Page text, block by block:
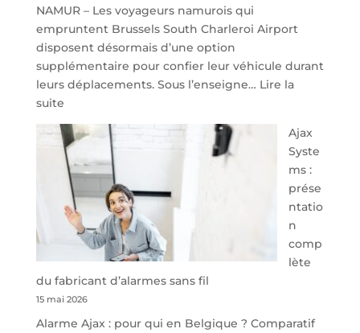
NAMUR – Les voyageurs namurois qui
empruntent Brussels South Charleroi Airport
disposent désormais d’une option
supplémentaire pour confier leur véhicule durant
leurs déplacements. Sous l’enseigne… Lire la
suite:
À
40
minutes
de
Namur,
Steveny
Park
redessine
de
parking
sécurisé
Ajax
Syste
ms :
prése
ntatio
n
comp
lète
du fabricant d’alarmes sans fil
15 mai 2026
Alarme Ajax : pour qui en Belgique ? Comparatif